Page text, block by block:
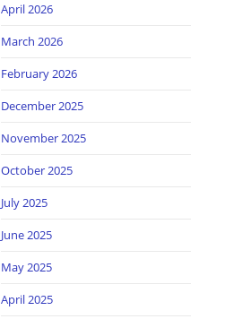
April 2026
March 2026
February 2026
December 2025
November 2025
October 2025
July 2025
June 2025
May 2025
April 2025